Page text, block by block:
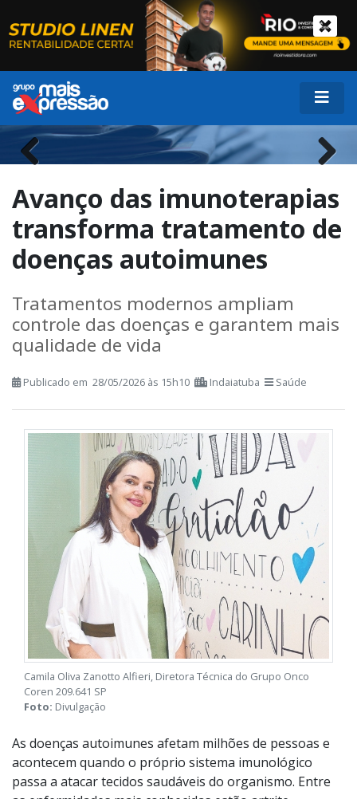
Next
Avanço das imunoterapias
transforma tratamento de
doenças autoimunes
controle das doenças e garantem mais
qualidade de vida
Publicado em 28/05/2026 às 15h10 Indaiatuba Saúde
Camila Oliva Zanotto Alfieri, Diretora Técnica do Grupo Onco
Coren 209.641 SP
Foto:Divulgação